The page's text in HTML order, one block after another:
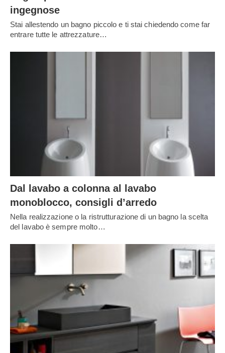
ingegnose
Stai allestendo un bagno piccolo e ti stai chiedendo come far
entrare tutte le attrezzature…
Dal lavabo a colonna al lavabo
monoblocco, consigli d’arredo
Nella realizzazione o la ristrutturazione di un bagno la scelta
del lavabo è sempre molto…